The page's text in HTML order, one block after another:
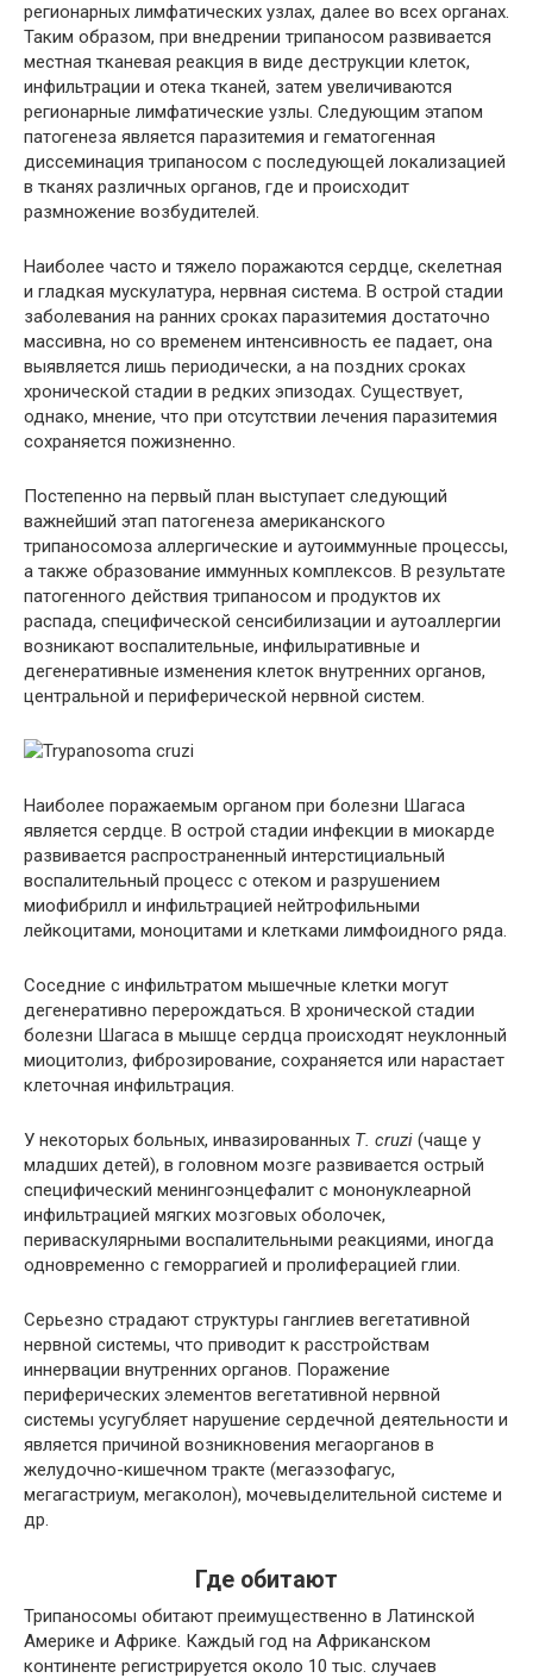
регионарных лимфатических узлах, далее во всех органах.
Таким образом, при внедрении трипаносом развивается
местная тканевая реакция в виде деструкции клеток,
инфильтрации и отека тканей, затем увеличиваются
регионарные лимфатические узлы. Следующим этапом
патогенеза является паразитемия и гематогенная
диссеминация трипаносом с последующей локализацией
в тканях различных органов, где и происходит
размножение возбудителей.
Наиболее часто и тяжело поражаются сердце, скелетная
и гладкая мускулатура, нервная система. В острой стадии
заболевания на ранних сроках паразитемия достаточно
массивна, но со временем интенсивность ее падает, она
выявляется лишь периодически, а на поздних сроках
хронической стадии в редких эпизодах. Существует,
однако, мнение, что при отсутствии лечения паразитемия
сохраняется пожизненно.
Постепенно на первый план выступает следующий
важнейший этап патогенеза американского
трипаносомоза аллергические и аутоиммунные процессы,
а также образование иммунных комплексов. В результате
патогенного действия трипаносом и продуктов их
распада, специфической сенсибилизации и аутоаллергии
возникают воспалительные, инфилыративные и
дегенеративные изменения клеток внутренних органов,
центральной и периферической нервной систем.
Наиболее поражаемым органом при болезни Шагаса
является сердце. В острой стадии инфекции в миокарде
развивается распространенный интерстициальный
воспалительный процесс с отеком и разрушением
миофибрилл и инфильтрацией нейтрофильными
лейкоцитами, моноцитами и клетками лимфоидного ряда.
Соседние с инфильтратом мышечные клетки могут
дегенеративно перерождаться. В хронической стадии
болезни Шагаса в мышце сердца происходят неуклонный
миоцитолиз, фиброзирование, сохраняется или нарастает
клеточная инфильтрация.
У некоторых больных, инвазированных Т. cruzi (чаще у
младших детей), в головном мозге развивается острый
специфический менингоэнцефалит с мононуклеарной
инфильтрацией мягких мозговых оболочек,
периваскулярными воспалительными реакциями, иногда
одновременно с геморрагией и пролиферацией глии.
Серьезно страдают структуры ганглиев вегетативной
нервной системы, что приводит к расстройствам
иннервации внутренних органов. Поражение
периферических элементов вегетативной нервной
системы усугубляет нарушение сердечной деятельности и
является причиной возникновения мегаорганов в
желудочно-кишечном тракте (мегаэзофагус,
мегагастриум, мегаколон), мочевыделительной системе и
др.
Где обитают
Трипаносомы обитают преимущественно в Латинской
Америке и Африке. Каждый год на Африканском
континенте регистрируется около 10 тыс. случаев